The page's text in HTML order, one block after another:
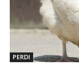
PERDI